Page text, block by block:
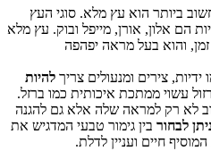
ביותר הוא עץ מלא. סוגי העץ
הם אלון, אורן, מייפל ובוק. עץ מלא
והוא בעל מראה יפהפה
צירים ומנעולים צריך להיות
עשוי ממתכת איכותית כמו ברזל.
לא רק למראה שלה אלא גם להגנה
לבחור בין גימור טבעי המדגיש את
חיים ועניין לדלת.